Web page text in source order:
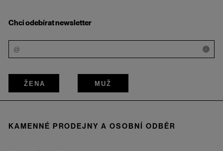
Chci odebírat newsletter
i
ŽENA MUŽ
KAMENNÉ PRODEJNY A OSOBNÍ ODBĚR